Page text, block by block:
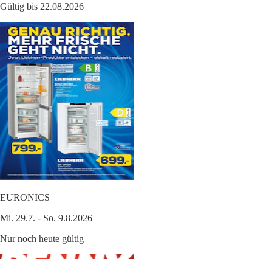
Gültig bis 22.08.2026
EURONICS
Mi. 29.7. - So. 9.8.2026
Nur noch heute gültig